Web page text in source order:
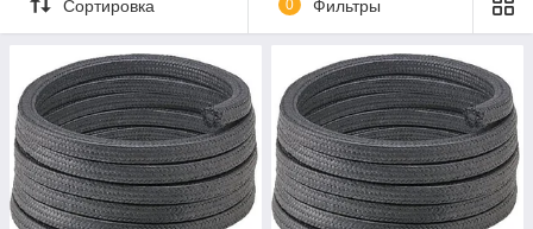
Сортировка 0 Фильтры